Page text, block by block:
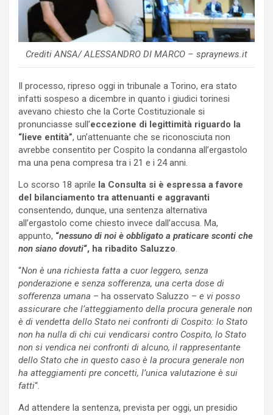
Crediti ANSA/ ALESSANDRO DI MARCO – spraynews.it
Il processo, ripreso oggi in tribunale a Torino, era stato
infatti sospeso a dicembre in quanto i giudici torinesi
avevano chiesto che la Corte Costituzionale si
pronunciasse sull’eccezione di legittimità riguardo la
“lieve entità”, un’attenuante che se riconosciuta non
avrebbe consentito per Cospito la condanna all’ergastolo
ma una pena compresa tra i 21 e i 24 anni.
Lo scorso 18 aprile la Consulta si è espressa a favore
del bilanciamento tra attenuanti e aggravanti
consentendo, dunque, una sentenza alternativa
all’ergastolo come chiesto invece dall’accusa. Ma,
appunto, “nessuno di noi è obbligato a praticare sconti che
non siano dovuti“, ha ribadito Saluzzo.
“Non è una richiesta fatta a cuor leggero, senza
ponderazione e senza sofferenza, una certa dose di
sofferenza umana – ha osservato Saluzzo – e vi posso
assicurare che l’atteggiamento della procura generale non
è di vendetta dello Stato nei confronti di Cospito: lo Stato
non ha nulla di chi cui vendicarsi contro Cospito, lo Stato
non si vendica nei confronti di alcuno, il rappresentante
dello Stato che in questo caso è la procura generale non
ha atteggiamenti pre concetti, l’unica valutazione è sui
fatti“.
Ad attendere la sentenza, prevista per oggi, un presidio